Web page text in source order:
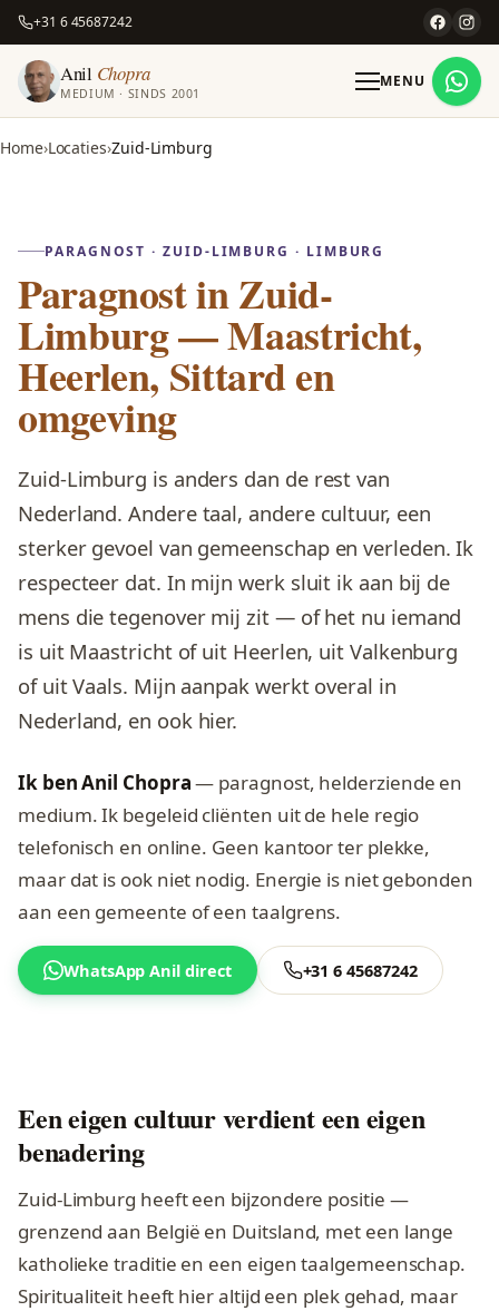
+31 6 45687242
Anil Chopra
MEDIUM · SINDS 2001
MENU
Home Locaties Zuid-Limburg
PARAGNOST · ZUID-LIMBURG · LIMBURG
Paragnost in Zuid-
Limburg — Maastricht,
Heerlen, Sittard en
omgeving
Zuid-Limburg is anders dan de rest van
Nederland. Andere taal, andere cultuur, een
sterker gevoel van gemeenschap en verleden. Ik
respecteer dat. In mijn werk sluit ik aan bij de
mens die tegenover mij zit — of het nu iemand
is uit Maastricht of uit Heerlen, uit Valkenburg
of uit Vaals. Mijn aanpak werkt overal in
Nederland, en ook hier.
Ik ben Anil Chopra— paragnost, helderziende en
medium. Ik begeleid cliënten uit de hele regio
telefonisch en online. Geen kantoor ter plekke,
maar dat is ook niet nodig. Energie is niet gebonden
aan een gemeente of een taalgrens.
WhatsApp Anil direct +31 6 45687242
Een eigen cultuur verdient een eigen
benadering
Zuid-Limburg heeft een bijzondere positie —
grenzend aan België en Duitsland, met een lange
katholieke traditie en een eigen taalgemeenschap.
Spiritualiteit heeft hier altijd een plek gehad, maar